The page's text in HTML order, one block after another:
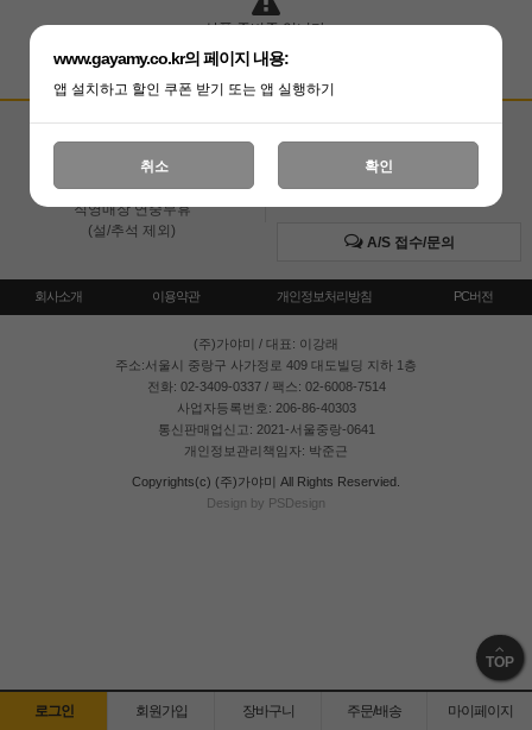
상품 준비중 입니다.
고객상담센터
온라인 : 02-3409-0337
직영매장 : 02-3409-0339
직영매장 연중무휴
(설/추석 제외)
입금계좌안내
국민은행 051001-04-100255
A/S 접수/문의
회사소개 이용약관 개인정보처리방침 PC버전
(주)가야미 / 대표: 이강래
주소:서울시 중랑구 사가정로 409 대도빌딩 지하 1층
전화: 02-3409-0337 / 팩스: 02-6008-7514
사업자등록번호: 206-86-40303
통신판매업신고: 2021-서울중랑-0641
개인정보관리책임자: 박준근
Copyrights(c) (주)가야미 All Rights Reservied.
Design by PSDesign
TOP
로그인 회원가입 장바구니 주문/배송 마이페이지
www.gayamy.co.kr의 페이지 내용:
앱 설치하고 할인 쿠폰 받기 또는 앱 실행하기
취소 확인